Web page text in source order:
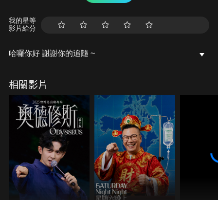
我的星等
影片給分
哈囉你好 謝謝你的追隨 ~
相關影片